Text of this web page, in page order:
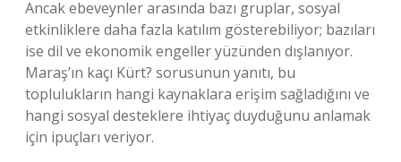
Ancak ebeveynler arasında bazı gruplar, sosyal
etkinliklere daha fazla katılım gösterebiliyor; bazıları
ise dil ve ekonomik engeller yüzünden dışlanıyor.
Maraş’ın kaçı Kürt? sorusunun yanıtı, bu
toplulukların hangi kaynaklara erişim sağladığını ve
hangi sosyal desteklere ihtiyaç duyduğunu anlamak
için ipuçları veriyor.